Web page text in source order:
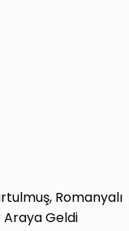
Romanyalı
Araya Geldi